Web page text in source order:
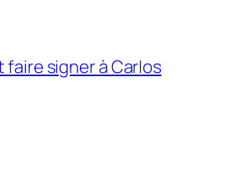
signer à Carlos